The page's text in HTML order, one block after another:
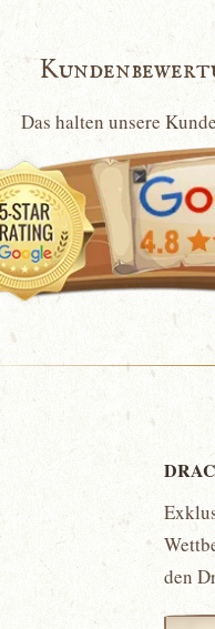
Das halten unsere
den